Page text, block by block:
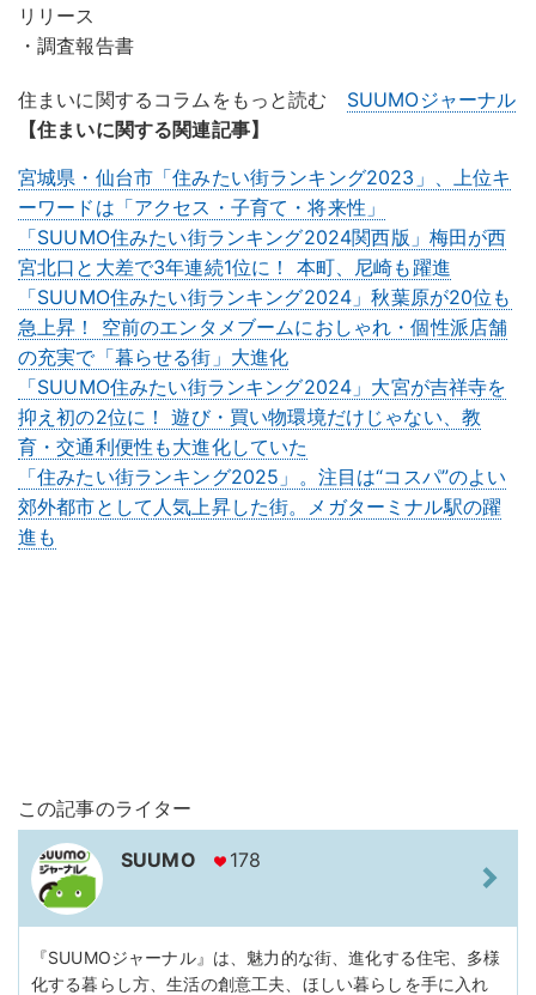
リリース
・調査報告書
住まいに関するコラムをもっと読む SUUMOジャーナル
【住まいに関する関連記事】
宮城県・仙台市「住みたい街ランキング2023」、上位キ
ーワードは「アクセス・子育て・将来性」
「SUUMO住みたい街ランキング2024関西版」梅田が西
宮北口と大差で3年連続1位に！ 本町、尼崎も躍進
「SUUMO住みたい街ランキング2024」秋葉原が20位も
急上昇！ 空前のエンタメブームにおしゃれ・個性派店舗
の充実で「暮らせる街」大進化
「SUUMO住みたい街ランキング2024」大宮が吉祥寺を
抑え初の2位に！ 遊び・買い物環境だけじゃない、教
育・交通利便性も大進化していた
「住みたい街ランキング2025」。注目は“コスパ”のよい
郊外都市として人気上昇した街。メガターミナル駅の躍
進も
この記事のライター
SUUMO 178
『SUUMOジャーナル』は、魅力的な街、進化する住宅、多様
化する暮らし方、生活の創意工夫、ほしい暮らしを手に入れ